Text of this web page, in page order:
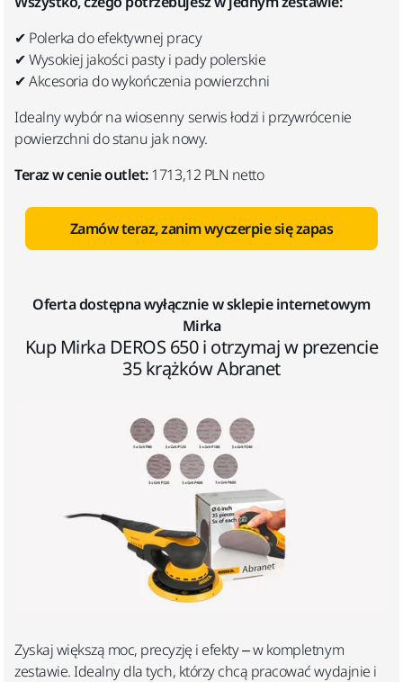
✔ Polerka do efektywnej pracy
✔ Wysokiej jakości pasty i pady polerskie
✔ Akcesoria do wykończenia powierzchni
Idealny wybór na wiosenny serwis łodzi i przywrócenie
powierzchni do stanu jak nowy.
Teraz w cenie outlet:1713,12 PLN netto
Zamów teraz, zanim wyczerpie się zapas
Oferta dostępna wyłącznie w sklepie internetowym
Mirka
Kup Mirka DEROS 650 i otrzymaj w prezencie
35 krążków Abranet
Zyskaj większą moc, precyzję i efekty – w kompletnym
zestawie. Idealny dla tych, którzy chcą pracować wydajnie i